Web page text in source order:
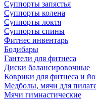
Суппорты запястья
Суппорты колена
Суппорты локтя
Суппорты спины
Фитнес инвентарь
Бодибары
Гантели для фитнеса
Диски балансировочные
Коврики для фитнеса и
Медболы, мячи для
Мячи гимнастические